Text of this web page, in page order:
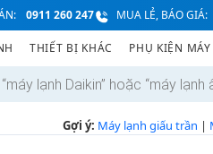
0911 260 247 MUA LẺ, BÁO GIÁ:
THIẾT BỊ KHÁC PHỤ KIỆN
Gợi ý: Máy lạnh giấu trần |